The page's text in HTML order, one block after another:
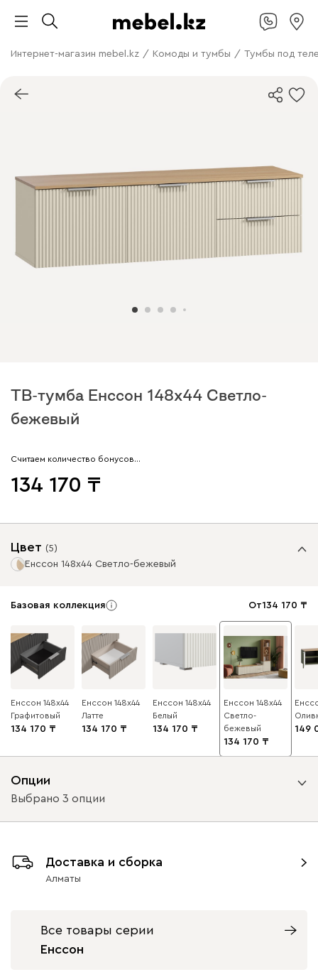
Интернет-магазин mebel.kz / Комоды и тумбы / Тумбы под
ТВ-тумба Енссон 148x44 Светло-
бежевый
Считаем количество бонусов…
134 170
Цвет (5)
Енссон 148x44 Светло-бежевый
Базовая коллекция От134 170
Енссон 148x44
Графитовый
134 170
Енссон 148x44
Латте
134 170
Енссон 148x44
Белый
134 170
Енссон 148x44
Светло-
бежевый
134 170
149
Опции
Выбрано 3 опции
ящики справа ящики слева
без доводчиков с доводчиками
Доставка и сборка
Алматы
Все товары серии
Енссон